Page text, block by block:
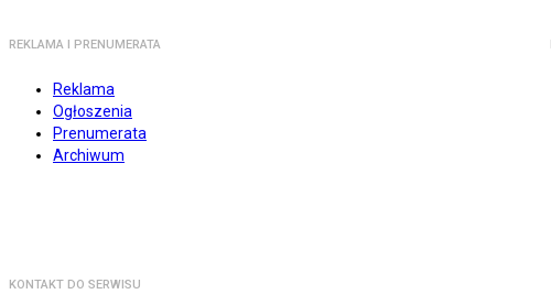
REKLAMA I PRENUMERATA
Reklama
Ogłoszenia
Prenumerata
Archiwum
KONTAKT DO SERWISU